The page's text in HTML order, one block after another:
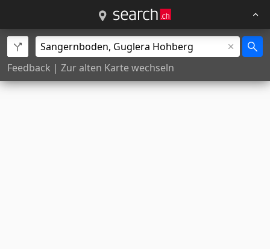
Feedback | Zur alten Karte wechseln